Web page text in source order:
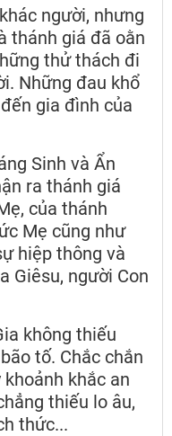
người, nhưng
thánh giá đã oằn
thử thách đi
Những đau khổ
gia đình của
Sinh và Ẩn
ra thánh giá
của thánh
Mẹ cũng như
hiệp thông và
Giêsu, người Con
không thiếu
tố. Chắc chắn
khắc an
thiếu lo âu,
thức...